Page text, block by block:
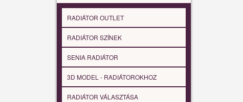
RADIÁTOR OUTLET
RADIÁTOR SZÍNEK
SENIA RADIÁTOR
3D MODEL - RADIÁTOROKHOZ
RADIÁTOR VÁLASZTÁSA